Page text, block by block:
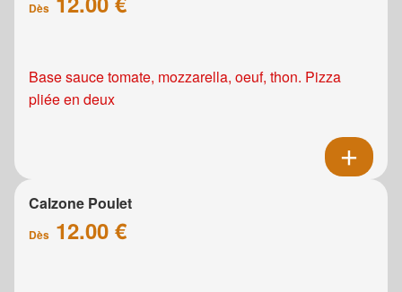
Dès
Base sauce tomate, mozzarella, oeuf, thon. Pizza
pliée en deux
Calzone Poulet
Dès 12.00 €